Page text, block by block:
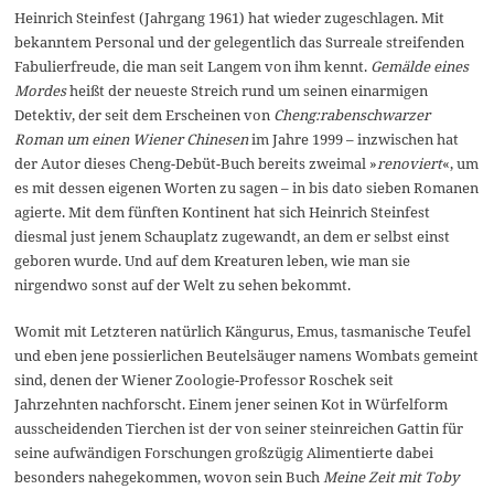
Heinrich Steinfest (Jahrgang 1961) hat wieder zugeschlagen. Mit
bekanntem Personal und der gelegentlich das Surreale streifenden
Fabulierfreude, die man seit Langem von ihm kennt. Gemälde eines
Mordesheißt der neueste Streich rund um seinen einarmigen
Detektiv, der seit dem Erscheinen von Cheng:rabenschwarzer
Roman um einen Wiener Chinesenim Jahre 1999 – inzwischen hat
der Autor dieses Cheng-Debüt-Buch bereits zweimal »renoviert«, um
es mit dessen eigenen Worten zu sagen – in bis dato sieben Romanen
agierte. Mit dem fünften Kontinent hat sich Heinrich Steinfest
diesmal just jenem Schauplatz zugewandt, an dem er selbst einst
geboren wurde. Und auf dem Kreaturen leben, wie man sie
nirgendwo sonst auf der Welt zu sehen bekommt.
Womit mit Letzteren natürlich Kängurus, Emus, tasmanische Teufel
und eben jene possierlichen Beutelsäuger namens Wombats gemeint
sind, denen der Wiener Zoologie-Professor Roschek seit
Jahrzehnten nachforscht. Einem jener seinen Kot in Würfelform
ausscheidenden Tierchen ist der von seiner steinreichen Gattin für
seine aufwändigen Forschungen großzügig Alimentierte dabei
besonders nahegekommen, wovon sein Buch Meine Zeit mit Toby